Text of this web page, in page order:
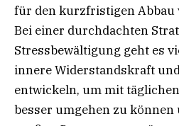
für den kurzfristigen Abbau
Bei einer durchdachten
Stressbewältigung geht es
innere Widerstandskraft
entwickeln, um mit
besser umgehen zu